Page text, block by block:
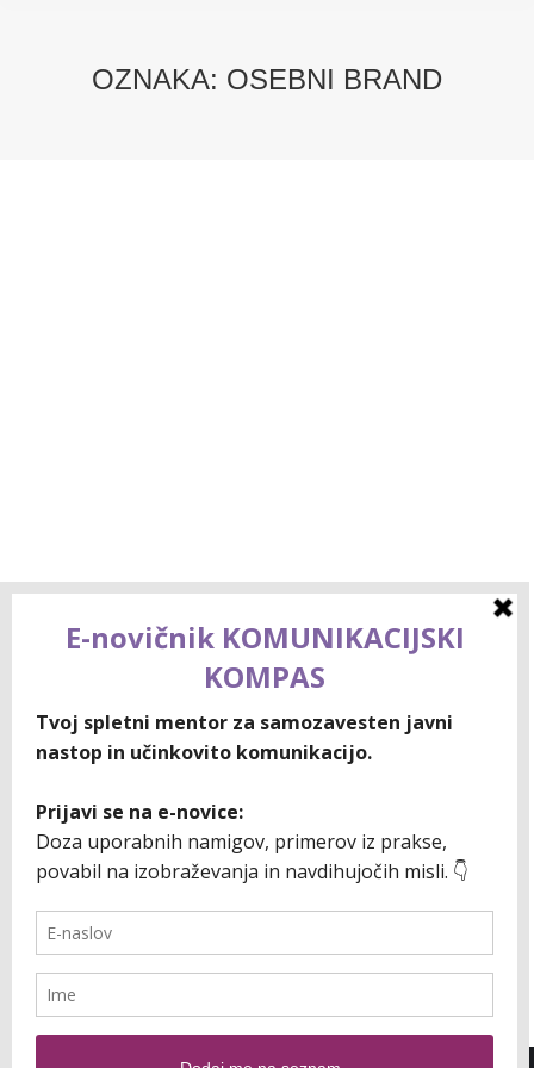
OZNAKA: OSEBNI BRAND
Osebna znamka: Od začetkov do
Osebna znamka še zdaleč ni vaša profilna
fotografija, logotip vašega podjetja, vizitka ali
vaša spletna stran. Je mnogo več. Je globlji
edinstvenih sposobnosti. Močna osebna
znamka je most, ki vaše sanje povezuje z
uspehom. Ampak kako jo graditi? V
nasvetov. Osebna znamka je…